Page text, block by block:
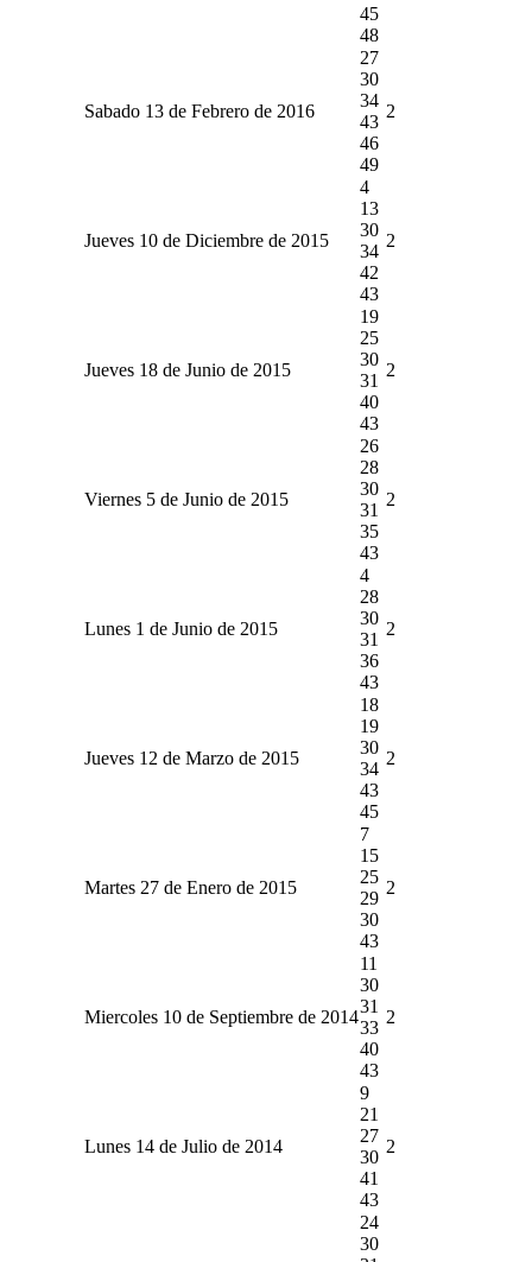
45
48
Sabado 13 de Febrero de 2016
27
30
34
43
46
49
2
Jueves 10 de Diciembre de 2015
4
13
30
34
42
43
2
Jueves 18 de Junio de 2015
19
25
30
31
40
43
2
Viernes 5 de Junio de 2015
26
28
30
31
35
43
2
Lunes 1 de Junio de 2015
4
28
30
31
36
43
2
Jueves 12 de Marzo de 2015
18
19
30
34
43
45
2
Martes 27 de Enero de 2015
7
15
25
29
30
43
2
Miercoles 10 de Septiembre de 2014
11
30
31
33
40
43
2
Lunes 14 de Julio de 2014
9
21
27
30
41
43
2
24
30